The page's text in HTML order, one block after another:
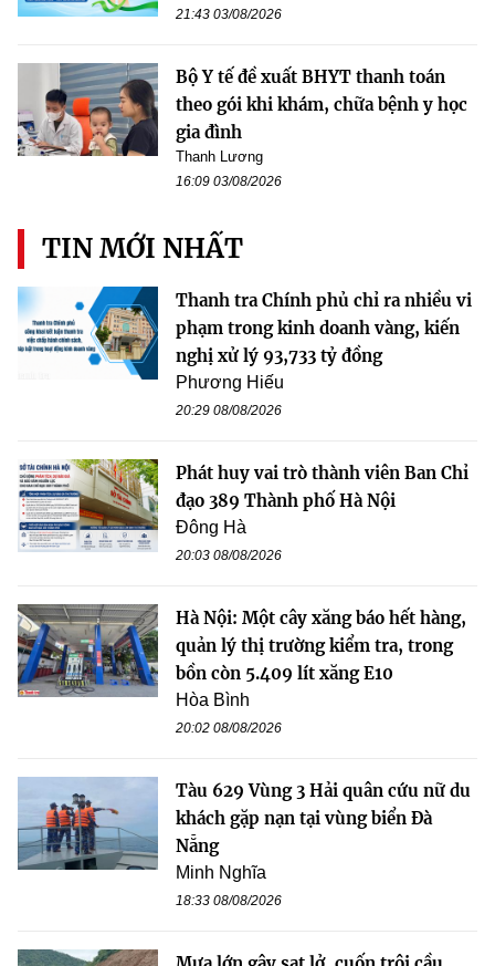
21:43 03/08/2026
Bộ Y tế đề xuất BHYT thanh toán
theo gói khi khám, chữa bệnh y học
gia đình
Thanh Lương
16:09 03/08/2026
TIN MỚI NHẤT
Thanh tra Chính phủ chỉ ra nhiều vi
phạm trong kinh doanh vàng, kiến
nghị xử lý 93,733 tỷ đồng
Phương Hiếu
20:29 08/08/2026
Phát huy vai trò thành viên Ban Chỉ
đạo 389 Thành phố Hà Nội
Đông Hà
20:03 08/08/2026
Hà Nội: Một cây xăng báo hết hàng,
quản lý thị trường kiểm tra, trong
bồn còn 5.409 lít xăng E10
Hòa Bình
20:02 08/08/2026
Tàu 629 Vùng 3 Hải quân cứu nữ du
khách gặp nạn tại vùng biển Đà
Nẵng
Minh Nghĩa
18:33 08/08/2026